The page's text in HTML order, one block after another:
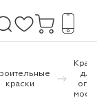
краски
для